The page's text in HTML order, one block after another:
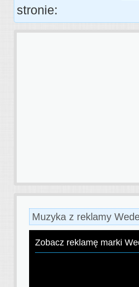
stronie:
Muzyka z reklamy
Zobacz reklamę marki